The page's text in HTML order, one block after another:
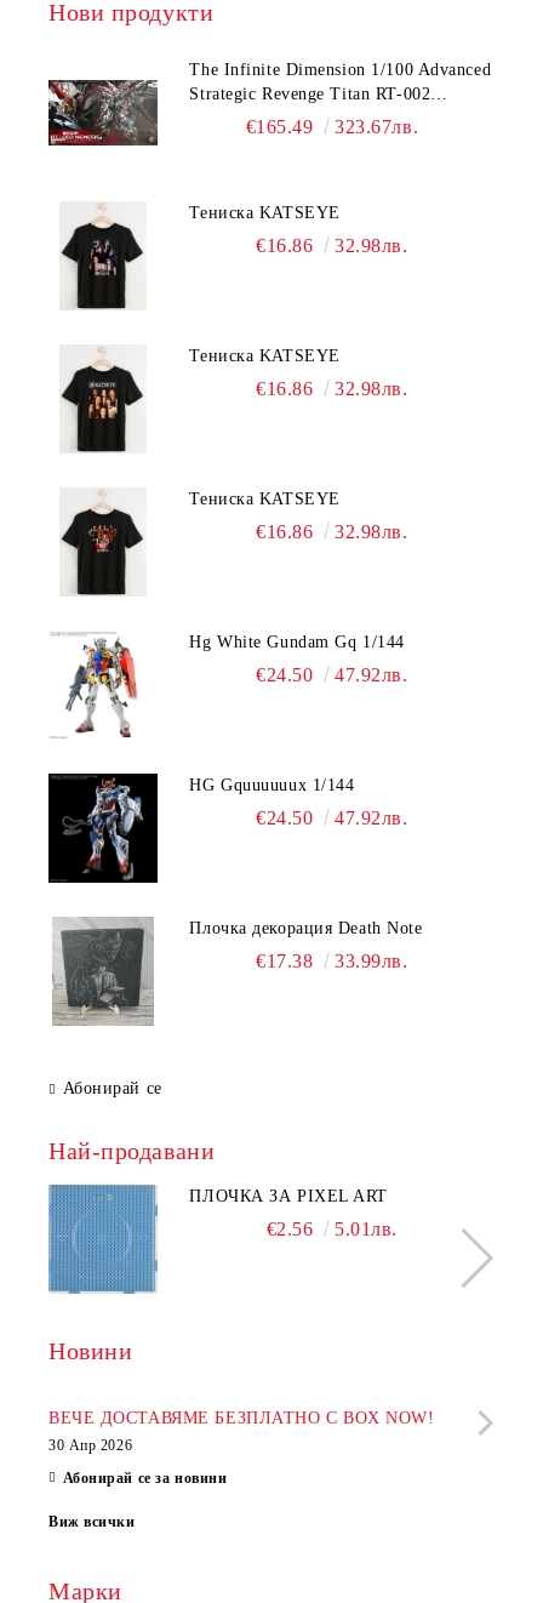
Нови продукти
The Infinite Dimension 1/100 Advanced
Strategic Revenge Titan RT-002
Nemesis€165.49 323.67лв.
Тениска KATSEYE
€16.86 32.98лв.
Тениска KATSEYE
€16.86 32.98лв.
Тениска KATSEYE
€16.86 32.98лв.
Hg White Gundam Gq 1/144
€24.50 47.92лв.
HG Gquuuuuux 1/144
€24.50 47.92лв.
Плочка декорация Death Note
€17.38 33.99лв.
Абонирай се
Най-продавани
ПЛОЧКА ЗА PIXEL ART
€2.56 5.01лв.
Новини
ВЕЧЕ ДОСТАВЯМЕ БЕЗПЛАТНО С BOX NOW!
30 Апр 2026
Абонирай се за новини
Виж всички
Марки